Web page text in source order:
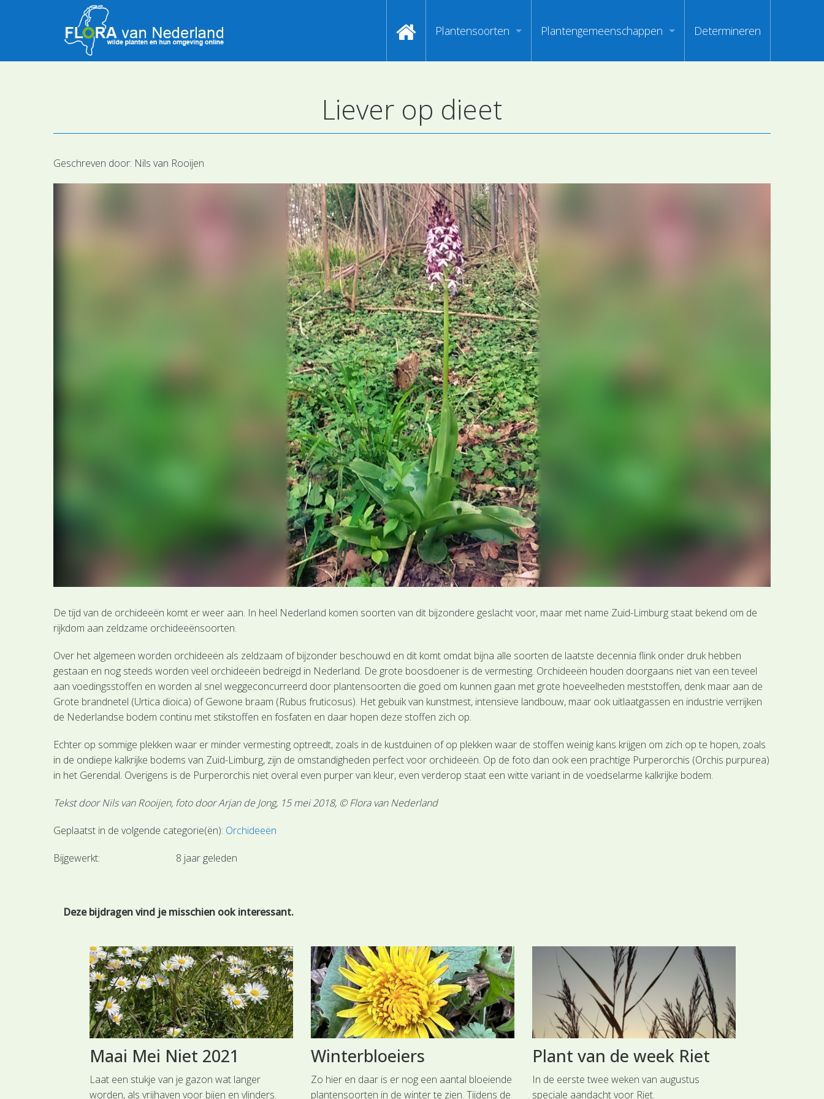
Plantensoorten
Index van plantenpaspoorten
Hoofdgroepen plantensoorten
Zoeken op Familienamen
Kijken naar kenmerken
Zoeken op kleur
Plantengemeenschappen
Maanden van optimale herkenbaarheid
Determineren
Liever op dieet
Geschreven door: Nils van Rooijen
De tijd van de orchideeën komt er weer aan. In heel Nederland komen soorten van dit bijzondere geslacht voor, maar met name Zuid-Limburg staat bekend om de
rijkdom aan zeldzame orchideeënsoorten.
Over het algemeen worden orchideeën als zeldzaam of bijzonder beschouwd en dit komt omdat bijna alle soorten de laatste decennia flink onder druk hebben
gestaan en nog steeds worden veel orchideeën bedreigd in Nederland. De grote boosdoener is de vermesting. Orchideeën houden doorgaans niet van een teveel
aan voedingsstoffen en worden al snel weggeconcurreerd door plantensoorten die goed om kunnen gaan met grote hoeveelheden meststoffen, denk maar aan de
Grote brandnetel (Urtica dioica) of Gewone braam (Rubus fruticosus). Het gebuik van kunstmest, intensieve landbouw, maar ook uitlaatgassen en industrie verrijken
de Nederlandse bodem continu met stikstoffen en fosfaten en daar hopen deze stoffen zich op.
Echter op sommige plekken waar er minder vermesting optreedt, zoals in de kustduinen of op plekken waar de stoffen weinig kans krijgen om zich op te hopen, zoals
in de ondiepe kalkrijke bodems van Zuid-Limburg, zijn de omstandigheden perfect voor orchideeën. Op de foto dan ook een prachtige Purperorchis (Orchis purpurea)
in het Gerendal. Overigens is de Purperorchis niet overal even purper van kleur, even verderop staat een witte variant in de voedselarme kalkrijke bodem.
Tekst door Nils van Rooijen, foto door Arjan de Jong, 15 mei 2018, © Flora van Nederland
Geplaatst in de volgende categorie(ën): Orchideeën
Bijgewerkt: 8 jaar geleden
Deze bijdragen vind je misschien ook interessant.
Maai Mei Niet 2021
Laat een stukje van je gazon wat langer
worden, als vrijhaven voor bijen en vlinders.
Winterbloeiers
Zo hier en daar is er nog een aantal bloeiende
plantensoorten in de winter te zien. Tijdens de
Plant van de week Riet
In de eerste twee weken van augustus
speciale aandacht voor Riet.